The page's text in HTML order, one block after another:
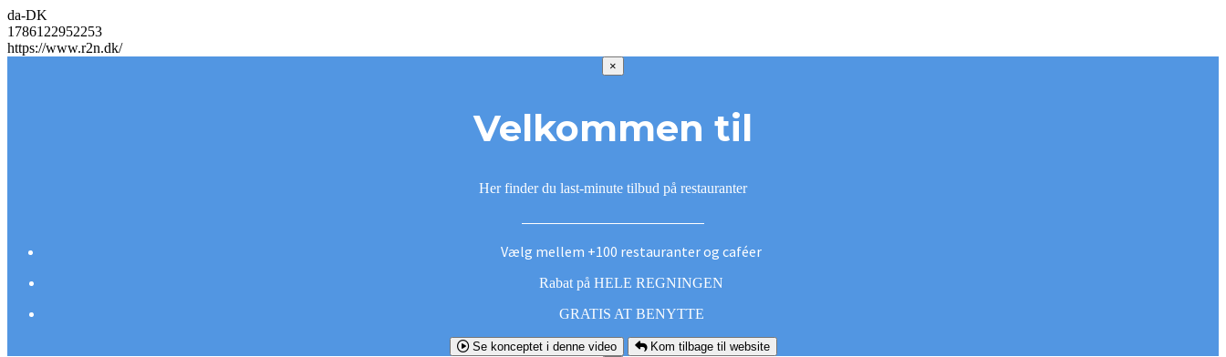
da-DK
1786122952253
https://www.r2n.dk/
×
Velkommen til
Her finder du last-minute tilbud på restauranter
Vælg mellem +100 restauranter og caféer
Rabat på HELE REGNINGEN
GRATIS AT BENYTTE
Se konceptet i denne video
Kom tilbage til website